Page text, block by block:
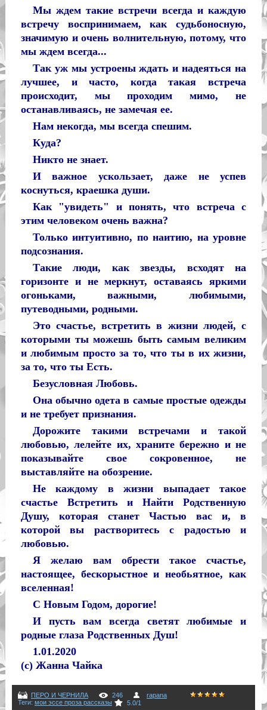
Мы ждем такие встречи всегда и каждую
встречу воспринимаем, как судьбоносную,
значимую и очень волнительную, потому, что
мы ждем всегда...
Так уж мы устроены ждать и надеяться на
лучшее, и часто, когда такая встреча
происходит, мы проходим мимо, не
останавливаясь, не замечая ее.
Нам некогда, мы всегда спешим.
Куда?
Никто не знает.
И важное ускользает, даже не успев
коснуться, краешка души.
Как "увидеть" и понять, что встреча с
этим человеком очень важна?
Только интуитивно, по наитию, на уровне
подсознания.
Такие люди, как звезды, всходят на
горизонте и не меркнут, оставаясь яркими
огоньками, важными, любимыми,
путеводными, родными.
Это счастье, встретить в жизни людей, с
которыми ты можешь быть самым великим
и любимым просто за то, что ты в их жизни,
за то, что ты Есть.
Безусловная Любовь.
Она обычно одета в самые простые одежды
и не требует признания.
Дорожите такими встречами и такой
любовью, лелейте их, храните бережно и не
показывайте свое сокровенное, не
выставляйте на обозрение.
Не каждому в жизни выпадает такое
счастье Встретить и Найти Родственную
Душу, которая станет Частью вас и, в
которой вы растворитесь с радостью и
любовью.
Я желаю вам обрести такое счастье,
настоящее, бескорыстное и необьятное, как
вселенная!
С Новым Годом, дорогие!
И пусть вам всегда светят любимые и
родные глаза Родственных Душ!
1.01.2020
(с) Жанна Чайка
ПЕРО И ЧЕРНИЛА 246
rapana
Теги: мои эссе проза рассказы 5.0/1